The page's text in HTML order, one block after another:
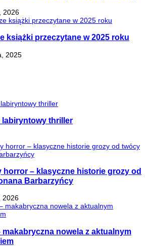
2026
książki przeczytane w 2025 roku
2025
thriller
horror – klasyczne historie grozy od
Barbarzyńcy
2026
makabryczna nowela z aktualnym